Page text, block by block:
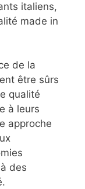
italiens,
made in
de la
être sûrs
qualité
à leurs
approche
des